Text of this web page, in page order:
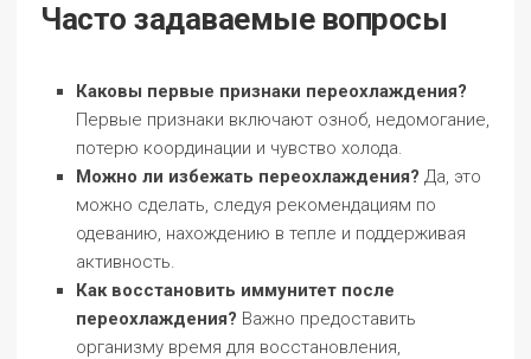
Часто задаваемые вопросы
Каковы первые признаки переохлаждения?
Первые признаки включают озноб, недомогание,
потерю координации и чувство холода.
Можно ли избежать переохлаждения? Да, это
можно сделать, следуя рекомендациям по
одеванию, нахождению в тепле и поддерживая
активность.
Как восстановить иммунитет после
переохлаждения? Важно предоставить
организму время для восстановления,